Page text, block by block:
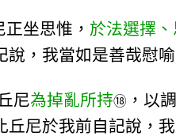
坐思惟， 於法選擇
，我當如是善哉慰
尼為掉亂所持⑱ ，以
尼於我前自記說，